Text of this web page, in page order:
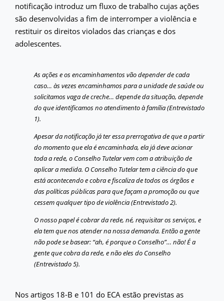
notificação introduz um fluxo de trabalho cujas ações
são desenvolvidas a fim de interromper a violência e
restituir os direitos violados das crianças e dos
adolescentes.
As ações e os encaminhamentos vão depender de cada
caso… às vezes encaminhamos para a unidade de saúde ou
solicitamos vaga de creche… depende da situação, depende
do que identificamos no atendimento à família (Entrevistado
1).
Apesar da notificação já ter essa prerrogativa de que a partir
do momento que ela é encaminhada, ela já deve acionar
toda a rede, o Conselho Tutelar vem com a atribuição de
aplicar a medida. O Conselho Tutelar tem a ciência do que
está acontecendo e cobra e fiscaliza de todos os órgãos e
das políticas públicas para que façam a promoção ou que
cessem qualquer tipo de violência (Entrevistado 2).
O nosso papel é cobrar da rede, né, requisitar os serviços, e
ela tem que nos atender na nossa demanda. Então a gente
não pode se basear: “ah, é porque o Conselho”… não! É a
gente que cobra da rede, e não eles do Conselho
(Entrevistado 5).
Nos artigos 18-B e 101 do ECA estão previstas as